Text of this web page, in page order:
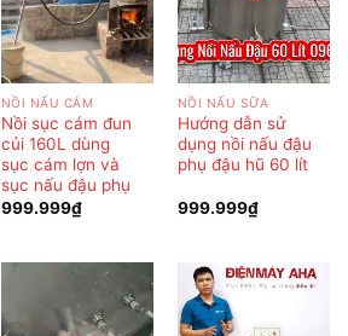
NỒI NẤU CÁM
Nồi sục cám đun
củi 160L dùng
sục cám lợn và
sục nấu đậu phụ
999.999₫
NỒI NẤU SỮA
Hướng dẫn sử
dụng nồi nấu đậu
phụ đậu hũ 60 lít
999.999₫